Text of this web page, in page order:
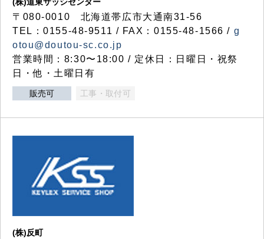
〒080-0010 北海道帯広市大通南31-56
TEL：0155-48-9511 / FAX：0155-48-1566 / g
otou@doutou-sc.co.jp
営業時間：8:30〜18:00 / 定休日：日曜日・祝祭
日・他・土曜日有
販売可 工事・取付可
(株)反町